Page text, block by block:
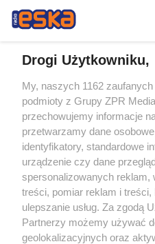
TRAGICZNY WYPADEK
Białe kwiaty na
Chłopiec zginął w
Drogi Użytkowniku,
My, naszych 1162
podmioty z Grupy ZPR
przechowujemy informacje
przetwarzamy dane
identyfikatory, standardowe
urządzenie czy dane
spersonalizowanych reklam,
treści, pomiar reklam i treści,
ulepszanie usług. Za zgodą
Partnerzy możemy używać
geolokalizacyjnych oraz